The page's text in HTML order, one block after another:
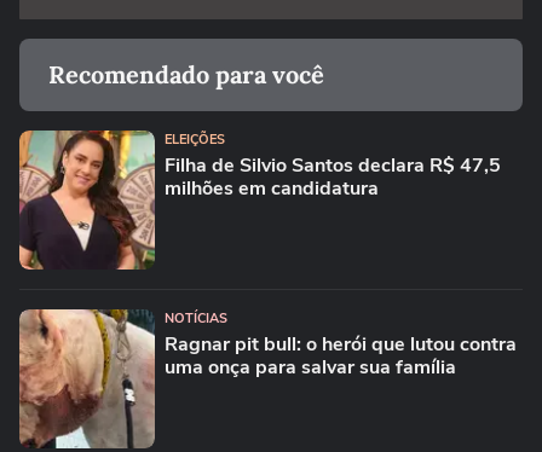
Recomendado para você
ELEIÇÕES
Filha de Silvio Santos declara R$ 47,5
milhões em candidatura
NOTÍCIAS
Ragnar pit bull: o herói que lutou contra
uma onça para salvar sua família